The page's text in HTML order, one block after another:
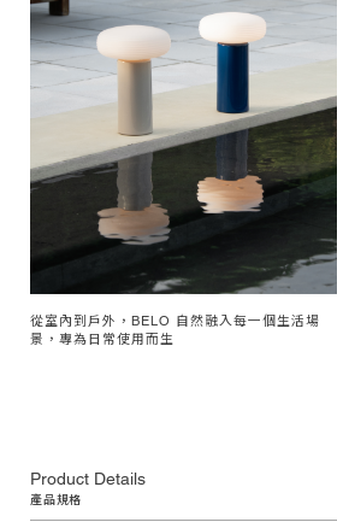
從室內到戶外，BELO 自然融入每一個生活場
景，專為日常使用而生
Product Details
產品規格